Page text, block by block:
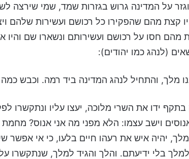
על המדינה גרוש בגזרות שמד, שמי שירצה
קצת מהם שהפקירו כל רכושם ועשירות שלהם
מהם חסו על רכושם ועשירותם ונשארו שם והיו
(לנהג כמו יהודים):
מלך, והתחיל לנהג המדינה ביד רמה. וכבש כמה
ידו את השרי מלוכה, יעצו עליו ונתקשרו לפל
וישב עצמו: הלא מפני מה אני אנוס? מחמת
יהיה איש את רעהו חיים בלעו, כי אי אפשר
למלך בלי ידיעתם. והלך והגיד למלך, שנתקשרו